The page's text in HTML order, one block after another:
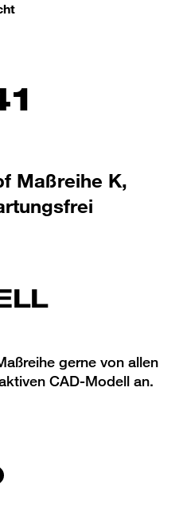
Maßreihe K,
gerne von allen
CAD-Modell an.